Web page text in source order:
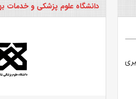
جلوگیری
دانشگاه علوم پزشکی و خدمات